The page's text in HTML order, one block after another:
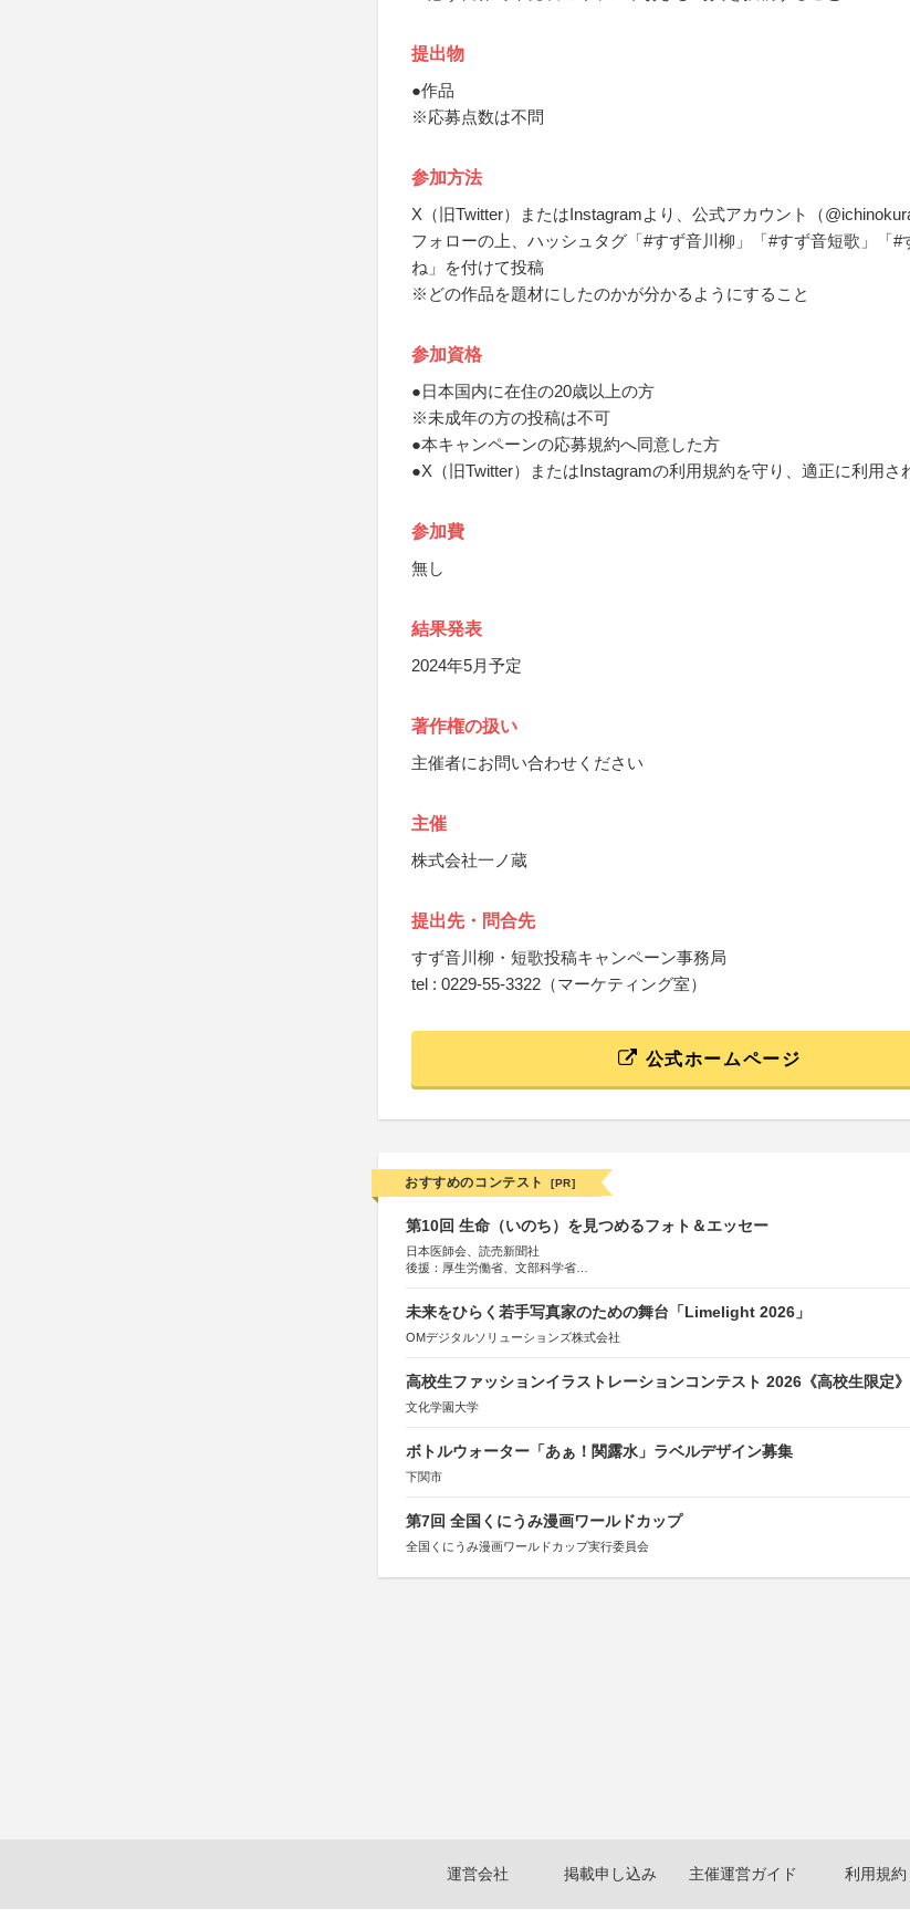
提出物
●作品
※応募点数は不問
参加方法
X（旧Twitter）またはInstagramより、公式アカウント（
フォローの上、ハッシュタグ「#すず音川柳」「#すず音短歌」「#
ね」を付けて投稿
※どの作品を題材にしたのかが分かるようにすること
参加資格
●日本国内に在住の20歳以上の方
※未成年の方の投稿は不可
●本キャンペーンの応募規約へ同意した方
●X（旧Twitter）またはInstagramの利用規約を守り、適正に利用さ
参加費
無し
結果発表
2024年5月予定
著作権の扱い
主催者にお問い合わせください
主催
株式会社一ノ蔵
提出先・問合先
すず音川柳・短歌投稿キャンペーン事務局
tel : 0229-55-3322（マーケティング室）
公式ホームページ
おすすめのコンテスト [PR]
第10回 生命（いのち）を見つめるフォト＆エッセー
日本医師会、読売新聞社
後援：厚生労働省、文部科学省
未来をひらく若手写真家のための舞台「Limelight 2026」
OMデジタルソリューションズ株式会社
高校生ファッションイラストレーションコンテスト 2026《高校生限定》
文化学園大学
ボトルウォーター「あぁ！関露水」ラベルデザイン募集
下関市
第7回 全国くにうみ漫画ワールドカップ
全国くにうみ漫画ワールドカップ実行委員会
運営会社 掲載申し込み 主催運営ガイド 利用規約